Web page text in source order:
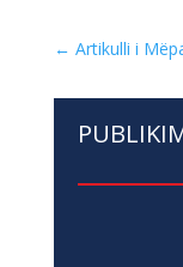
← Artikulli i